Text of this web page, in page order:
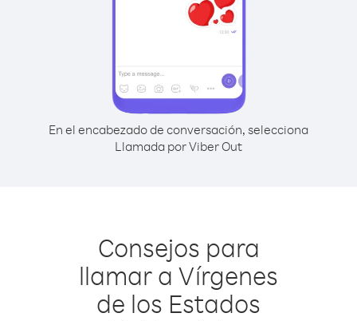
En el encabezado de conversación, selecciona
Llamada por Viber Out
Consejos para
llamar a Vírgenes
de los Estados